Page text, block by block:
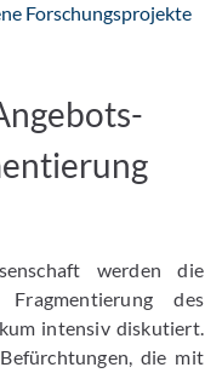
Forschungsprojekte
werden die
des
intensiv diskutiert.
die mit